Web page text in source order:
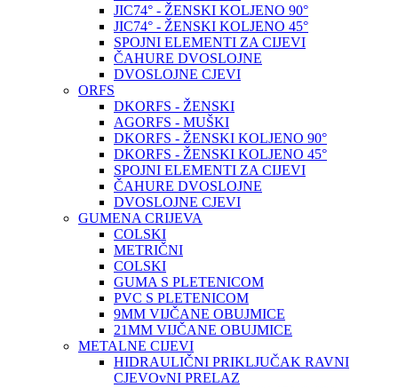
JIC74° - ŽENSKI KOLJENO 90°
JIC74° - ŽENSKI KOLJENO 45°
SPOJNI ELEMENTI ZA CIJEVI
ČAHURE DVOSLOJNE
DVOSLOJNE CJEVI
ORFS
DKORFS - ŽENSKI
AGORFS - MUŠKI
DKORFS - ŽENSKI KOLJENO 90°
DKORFS - ŽENSKI KOLJENO 45°
SPOJNI ELEMENTI ZA CIJEVI
ČAHURE DVOSLOJNE
DVOSLOJNE CJEVI
GUMENA CRIJEVA
COLSKI
METRIČNI
COLSKI
GUMA S PLETENICOM
PVC S PLETENICOM
9MM VIJČANE OBUJMICE
21MM VIJČANE OBUJMICE
METALNE CIJEVI
HIDRAULIČNI PRIKLJUČAK RAVNI
CJEVOvNI PRELAZ